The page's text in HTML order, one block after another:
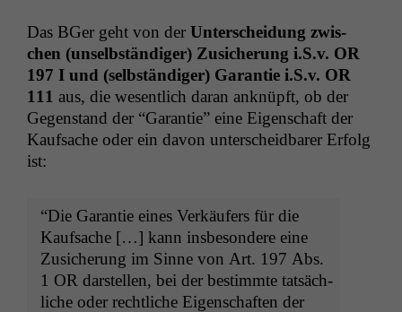
Das BGer geht von der Unter­schei­dung zwis­
chen (unselb­ständi­ger) Zusicherung i.S.v. OR
197 I und (selb­ständi­ger) Garantie i.S.v. OR
111 aus, die wesentlich daran anknüpft, ob der
Gegen­stand der “Garantie” eine Eigen­schaft der
Kauf­sache oder ein davon unter­schei­d­bar­er Erfolg
ist:
“Die Garantie eines Verkäufers für die
Kauf­sache […] kann ins­beson­dere eine
Zusicherung im Sinne von Art. 197 Abs.
1 OR darstellen, bei der bes­timmte tat­säch­
liche oder rechtliche Eigen­schaften der